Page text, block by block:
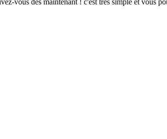
vous dès maintenant ! c'est très simple et vous